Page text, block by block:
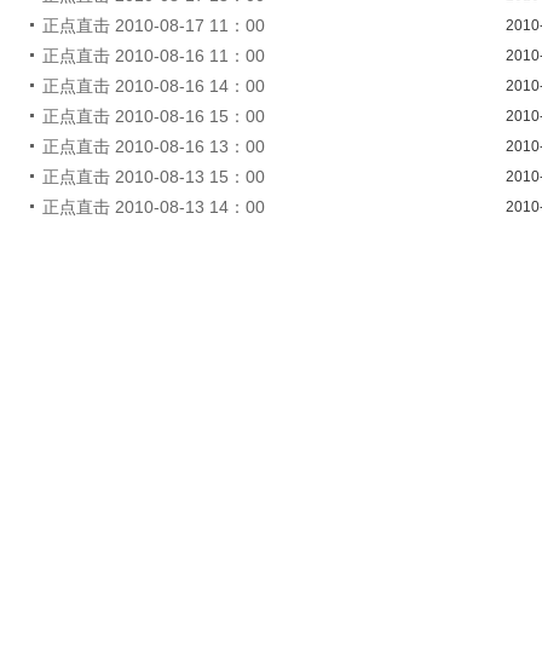
正点直击 2010-08-17 11：00
正点直击 2010-08-16 11：00
正点直击 2010-08-16 14：00
正点直击 2010-08-16 15：00
正点直击 2010-08-16 13：00
正点直击 2010-08-13 15：00
正点直击 2010-08-13 14：00